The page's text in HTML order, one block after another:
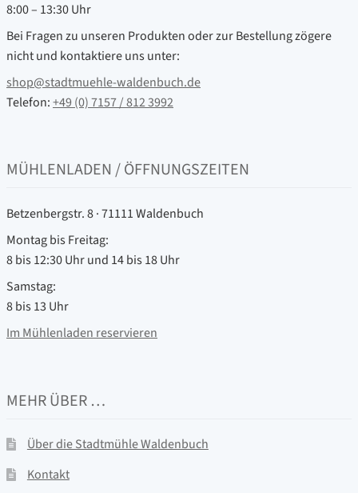
8:00 – 13:30 Uhr
Bei Fragen zu unseren Produkten oder zur Bestellung zögere
nicht und kontaktiere uns unter:
shop@stadtmuehle-waldenbuch.de
Telefon:+49 (0) 7157 / 812 3992
MÜHLENLADEN / ÖFFNUNGSZEITEN
Betzenbergstr. 8 · 71111 Waldenbuch
Montag bis Freitag:
8 bis 12:30 Uhr und 14 bis 18 Uhr
Samstag:
8 bis 13 Uhr
Im Mühlenladen reservieren
MEHR ÜBER …
Über die Stadtmühle Waldenbuch
Kontakt